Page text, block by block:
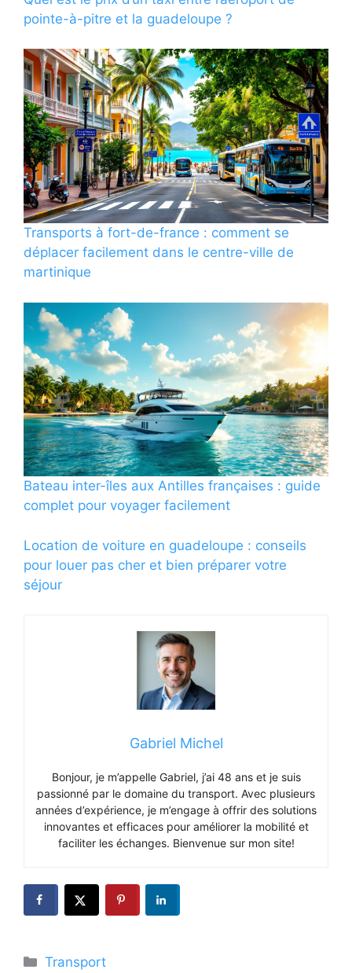
pointe-à-pitre et la guadeloupe ?
Transports à fort-de-france : comment se
déplacer facilement dans le centre-ville de
martinique
Bateau inter-îles aux Antilles françaises : guide
complet pour voyager facilement
Location de voiture en guadeloupe : conseils
pour louer pas cher et bien préparer votre
séjour
Gabriel Michel
Bonjour, je m’appelle Gabriel, j’ai 48 ans et je suis
passionné par le domaine du transport. Avec plusieurs
années d’expérience, je m’engage à offrir des solutions
innovantes et efficaces pour améliorer la mobilité et
faciliter les échanges. Bienvenue sur mon site!
Catégories
Transport